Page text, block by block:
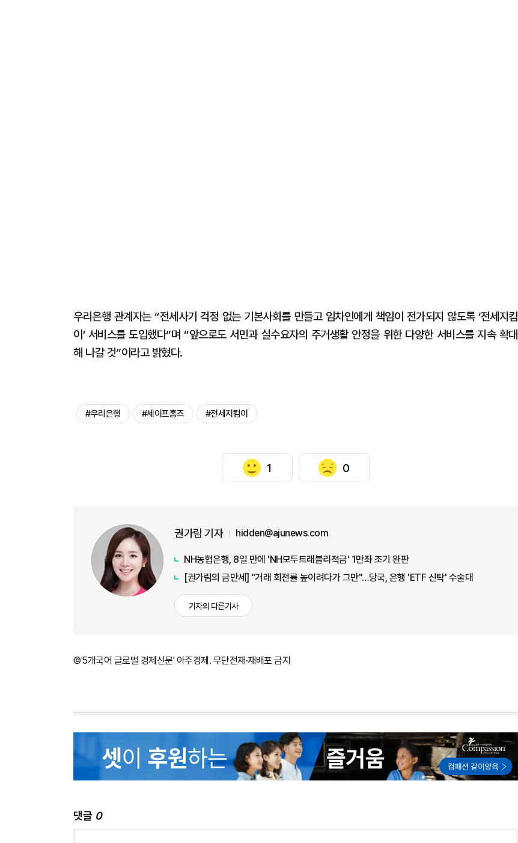
우리은행 관계자는 “전세사기 걱정 없는 기본사회를 만들고 임차인에게 책임이 전가되지 않도록 ‘전세지킴
이’ 서비스를 도입했다”며 “앞으로도 서민과 실수요자의 주거생활 안정을 위한 다양한 서비스를 지속 확대
해 나갈 것”이라고 밝혔다.
#우리은행 #세이프홈즈 #전세지킴이
1 0
권가림 기자 hidden@ajunews.com
NH농협은행, 8일 만에 'NH모두트래블리적금' 1만좌 조기 완판
[권가림의 금만세] "거래 회전률 높이려다가 그만"…당국, 은행 'ETF 신탁' 수술대
기자의 다른기사
©'5개국어 글로벌 경제신문' 아주경제. 무단전재·재배포 금지
댓글 0